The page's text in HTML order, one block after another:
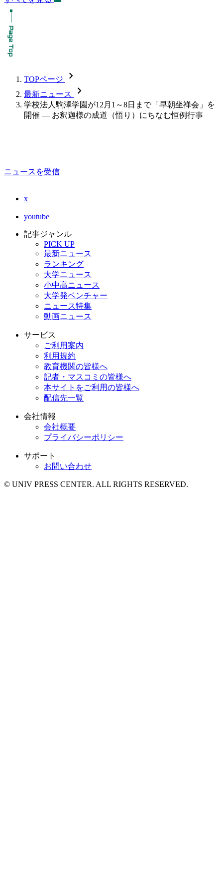
TOPページ chevron_forward
最新ニュース chevron_forward
学校法人駒澤学園が12月1～8日まで「早朝坐禅会」を
開催 — お釈迦様の成道（悟り）にちなむ恒例行事
ニュースを受信
x
youtube
記事ジャンル
PICK UP
最新ニュース
ランキング
大学ニュース
小中高ニュース
大学発ベンチャー
ニュース特集
動画ニュース
サービス
ご利用案内
利用規約
教育機関の皆様へ
記者・マスコミの皆様へ
本サイトをご利用の皆様へ
配信先一覧
会社情報
会社概要
プライバシーポリシー
サポート
お問い合わせ
© UNIV PRESS CENTER. ALL RIGHTS RESERVED.